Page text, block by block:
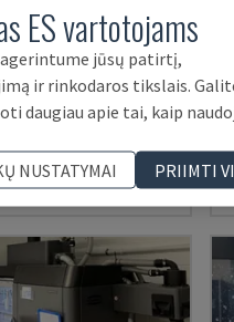
CMZ - HORIZONTALIOS TEKINIMO STAKLĖS
2005
40.135
30.000 €
ES vartotojams
jūsų patirtį,
ir rinkodaros tikslais.
daugiau apie tai, kaip
NUSTATYMAI
PRIIMTI